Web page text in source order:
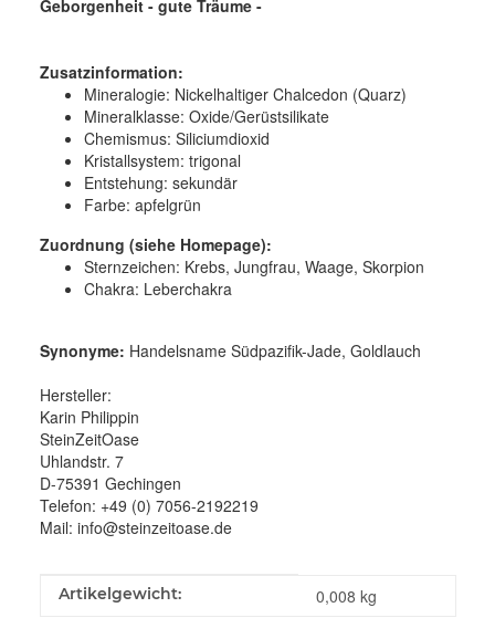
Geborgenheit - gute Träume -
Zusatzinformation:
Mineralogie: Nickelhaltiger Chalcedon (Quarz)
Mineralklasse: Oxide/Gerüstsilikate
Chemismus: Siliciumdioxid
Kristallsystem: trigonal
Entstehung: sekundär
Farbe: apfelgrün
Zuordnung (siehe Homepage):
Sternzeichen: Krebs, Jungfrau, Waage, Skorpion
Chakra: Leberchakra
Synonyme: Handelsname Südpazifik-Jade, Goldlauch
Hersteller:
Karin Philippin
SteinZeitOase
Uhlandstr. 7
D-75391 Gechingen
Telefon: +49 (0) 7056-2192219
Mail: info@steinzeitoase.de
Produkteigenschaft
Wert
Artikelgewicht: 0,008 kg